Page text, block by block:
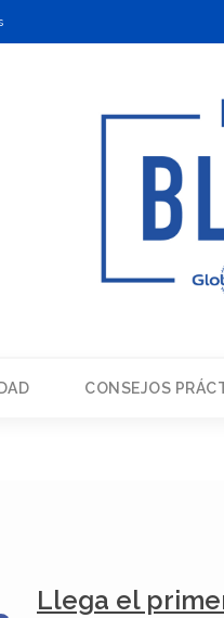
CONSEJOS
Llega el